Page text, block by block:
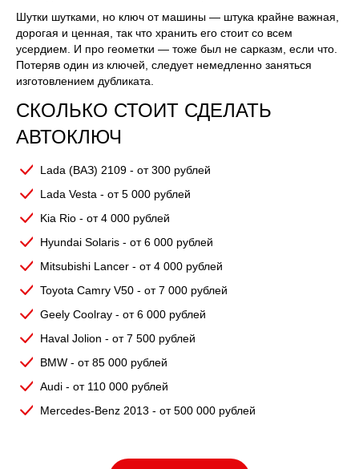
Шутки шутками, но ключ от машины — штука крайне важная,
дорогая и ценная, так что хранить его стоит со всем
усердием. И про геометки — тоже был не сарказм, если что.
Потеряв один из ключей, следует немедленно заняться
изготовлением дубликата.
СКОЛЬКО СТОИТ СДЕЛАТЬ
АВТОКЛЮЧ
Lada (ВАЗ) 2109 - от 300 рублей
Lada Vesta - от 5 000 рублей
Kia Rio - от 4 000 рублей
Hyundai Solaris - от 6 000 рублей
Mitsubishi Lancer - от 4 000 рублей
Toyota Camry V50 - от 7 000 рублей
Geely Coolray - от 6 000 рублей
Haval Jolion - от 7 500 рублей
BMW - от 85 000 рублей
Audi - от 110 000 рублей
Mercedes-Benz 2013 - от 500 000 рублей